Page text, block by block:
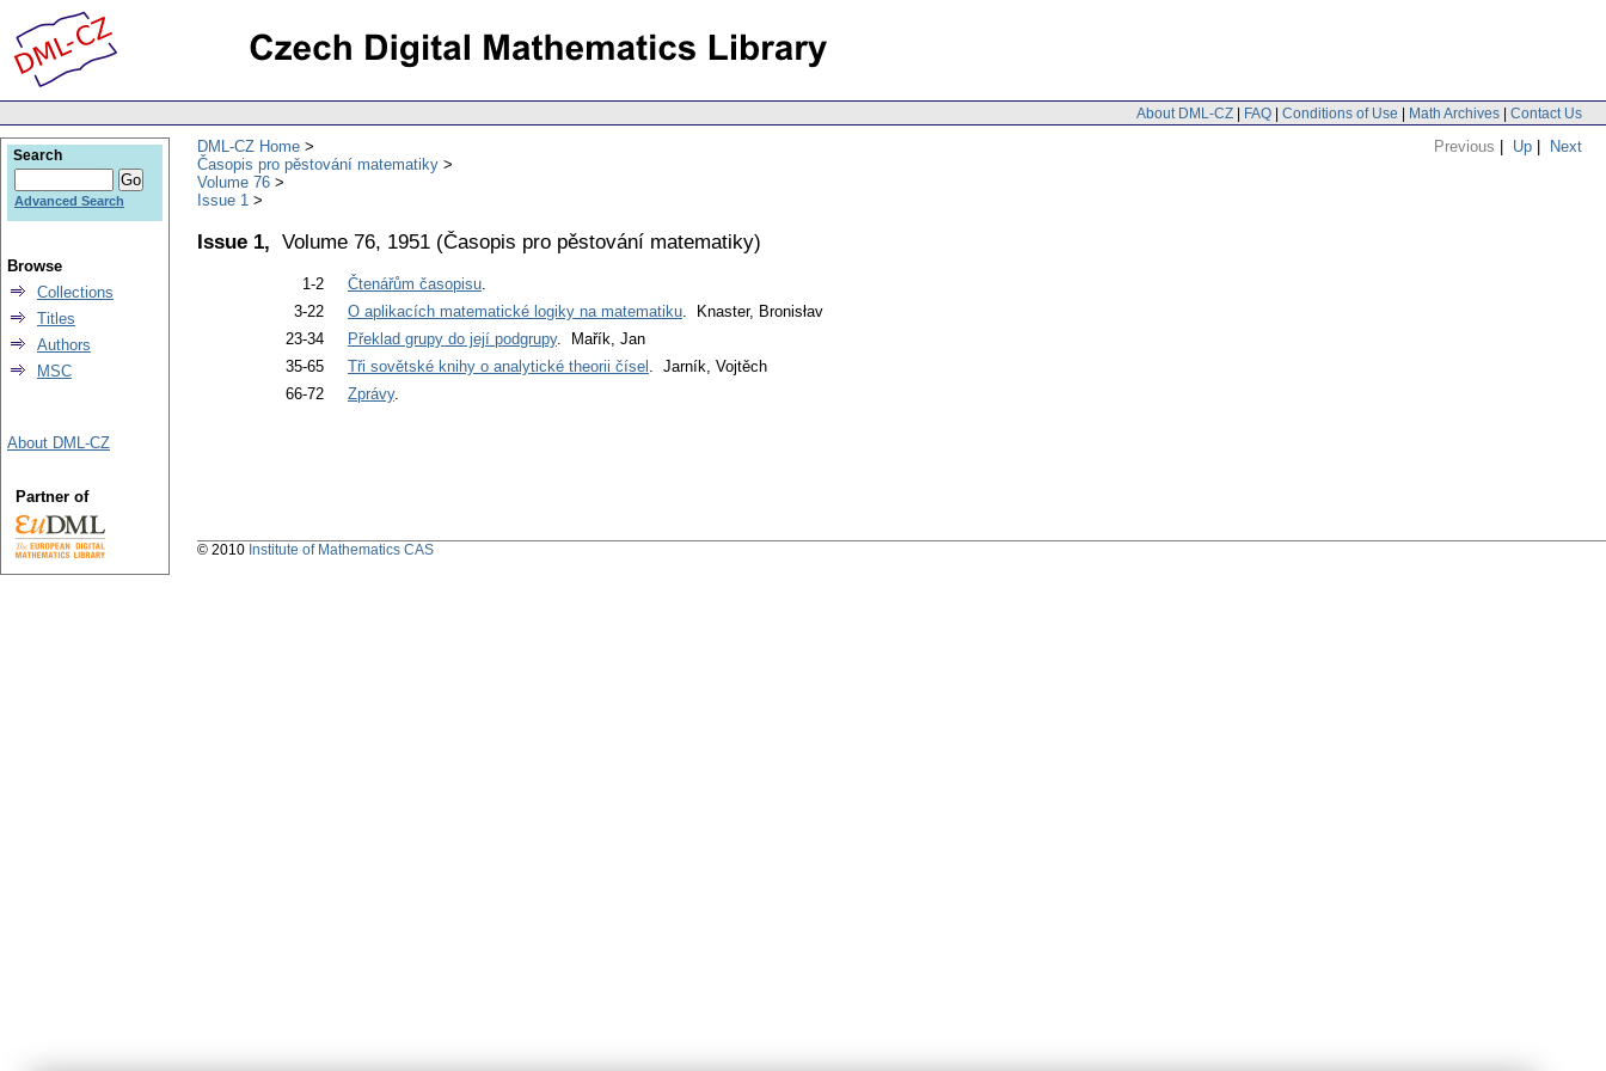
About DML-CZ | FAQ | Conditions of Use | Math Archives | Contact Us
Previous | Up | Next
DML-CZ Home
Časopis pro pěstování matematiky
Volume 76
Issue 1
Issue 1, Volume 76, 1951 (Časopis pro pěstování matematiky)
1-2 Čtenářům časopisu.
3-22
O aplikacích matematické logiky na matematiku. Knaster, Bronisłav
23-34
Překlad grupy do její podgrupy. Mařík, Jan
35-65
Tři sovětské knihy o analytické theorii čísel . Jarník, Vojtěch
66-72
Zprávy.
Search
Advanced Search
Browse
Collections
Titles
Authors
MSC
About DML-CZ
Partner of
© 2010 Institute of Mathematics CAS